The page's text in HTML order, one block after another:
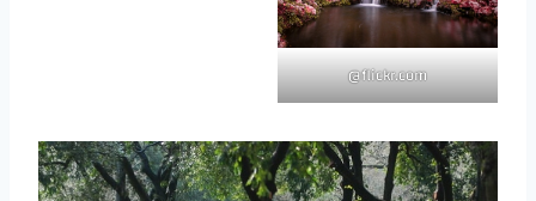
flickr.com@